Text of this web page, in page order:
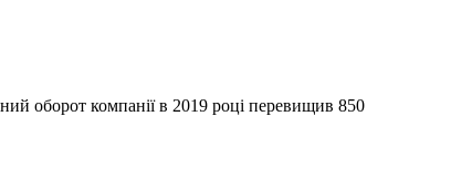
оборот компанії в 2019 році перевищив 850